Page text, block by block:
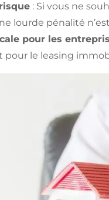
: Si vous ne
lourde pénalité
pour les
pour le leasing